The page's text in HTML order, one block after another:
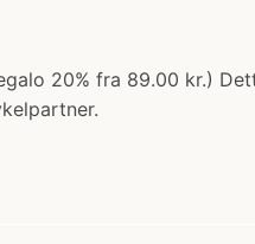
20% fra 89.00 kr.)